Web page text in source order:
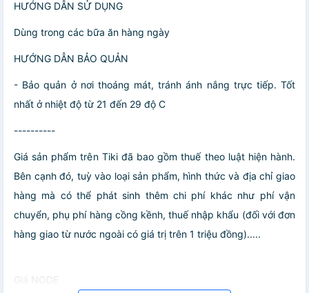
HƯỚNG DẪN SỬ DỤNG
Dùng trong các bữa ăn hàng ngày
HƯỚNG DẪN BẢO QUẢN
- Bảo quản ở nơi thoáng mát, tránh ánh nắng trực tiếp. Tốt
nhất ở nhiệt độ từ 21 đến 29 độ C
----------
Giá sản phẩm trên Tiki đã bao gồm thuế theo luật hiện hành.
Bên cạnh đó, tuỳ vào loại sản phẩm, hình thức và địa chỉ giao
hàng mà có thể phát sinh thêm chi phí khác như phí vận
chuyển, phụ phí hàng cồng kềnh, thuế nhập khẩu (đối với đơn
hàng giao từ nước ngoài có giá trị trên 1 triệu đồng).....
Giá NODE